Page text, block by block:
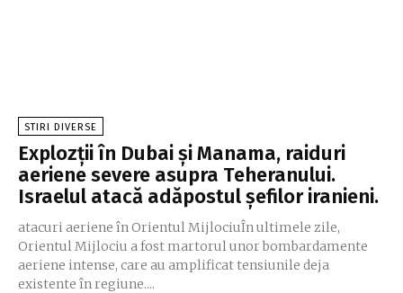
STIRI DIVERSE
Explozții în Dubai și Manama, raiduri
aeriene severe asupra Teheranului.
Israelul atacă adăpostul șefilor iranieni.
atacuri aeriene în Orientul MijlociuÎn ultimele zile,
Orientul Mijlociu a fost martorul unor bombardamente
aeriene intense, care au amplificat tensiunile deja
existente în regiune....